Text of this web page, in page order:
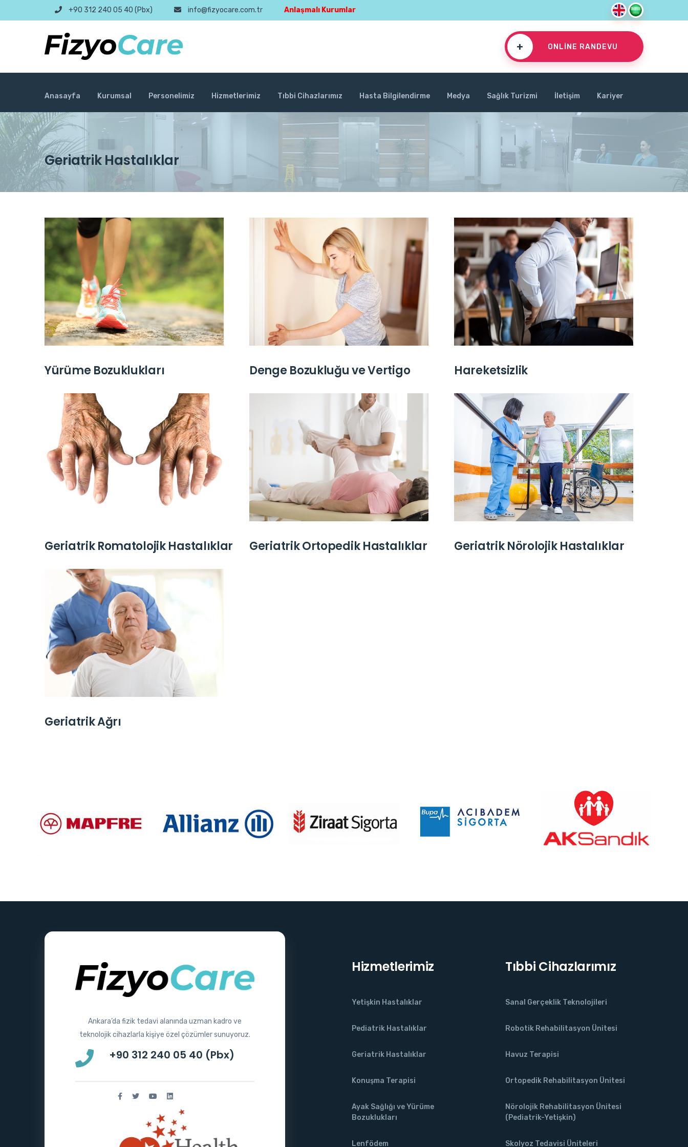
+90 312 240 05 40 (Pbx) info@fizyocare.com.tr Anlaşmalı Kurumlar
+ ONLINE RANDEVU
Anasayfa Kurumsal Personelimiz Hizmetlerimiz Tıbbi Cihazlarımız Hasta Bilgilendirme Medya Sağlık Turizmi İletişim Kariyer
Geriatrik Hastalıklar
Yürüme Bozuklukları Denge Bozukluğu ve Vertigo Hareketsizlik
Geriatrik Romatolojik Hastalıklar Geriatrik Ortopedik Hastalıklar Geriatrik Nörolojik Hastalıklar
Geriatrik Ağrı
Ankara’da fizik tedavi alanında uzman kadro ve
teknolojik cihazlarla kişiye özel çözümler sunuyoruz.
+90 312 240 05 40 (Pbx)
Hizmetlerimiz
Yetişkin Hastalıklar
Pediatrik Hastalıklar
Geriatrik Hastalıklar
Konuşma Terapisi
Ayak Sağlığı ve Yürüme
Bozuklukları
Lenfödem
Tıbbi Cihazlarımız
Sanal Gerçeklik Teknolojileri
Robotik Rehabilitasyon Ünitesi
Havuz Terapisi
Ortopedik Rehabilitasyon Ünitesi
Nörolojik Rehabilitasyon Ünitesi
(Pediatrik-Yetişkin)
Skolyoz Tedavisi Üniteleri